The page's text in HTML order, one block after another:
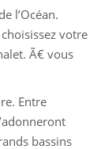
l’Océan.
votre
Ã€ vous
Entre
bassins